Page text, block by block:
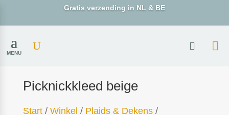
Gratis verzending in NL & BE
MENU
Picknickkleed beige
Start/ Winkel / Plaids & Dekens/